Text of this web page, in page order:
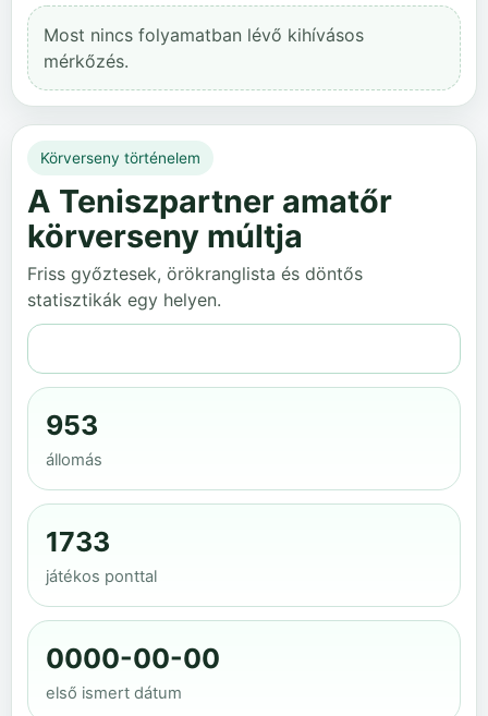
Most nincs folyamatban lévő kihívásos
mérkőzés.
Körverseny történelem
A Teniszpartner amatőr
körverseny múltja
Friss győztesek, örökranglista és döntős
statisztikák egy helyen.
953
állomás
1733
játékos ponttal
0000-00-00
első ismert dátum